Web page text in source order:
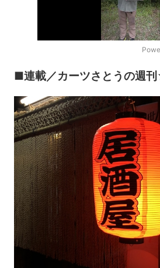
■連載／カーツさとうの週